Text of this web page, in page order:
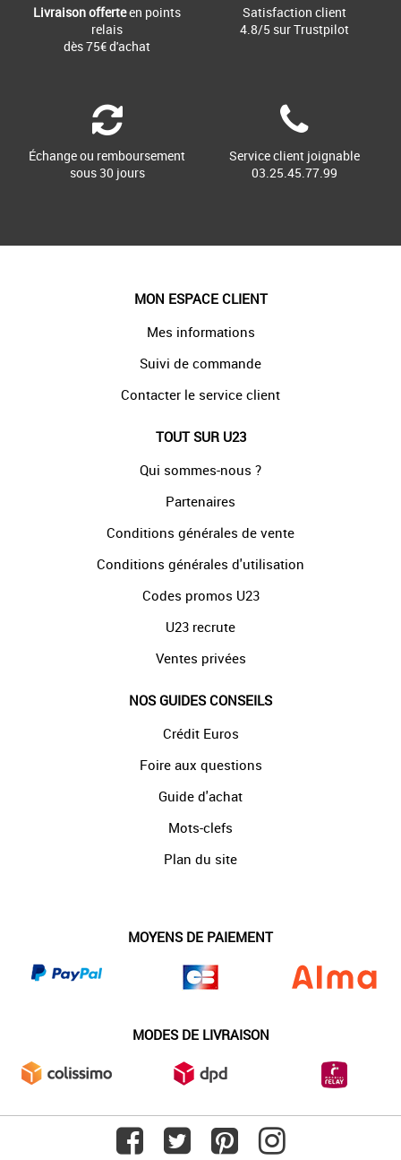
Livraison offerteen points
relais
dès 75€ d'achat
Satisfaction client
4.8/5 sur Trustpilot
Échange ou remboursement
sous 30 jours
Service client joignable
03.25.45.77.99
MON ESPACE CLIENT
Mes informations
Suivi de commande
Contacter le service client
TOUT SUR U23
Qui sommes-nous ?
Partenaires
Conditions générales de vente
Conditions générales d'utilisation
Codes promos U23
U23 recrute
Ventes privées
NOS GUIDES CONSEILS
Crédit Euros
Foire aux questions
Guide d'achat
Mots-clefs
Plan du site
MOYENS DE PAIEMENT
MODES DE LIVRAISON